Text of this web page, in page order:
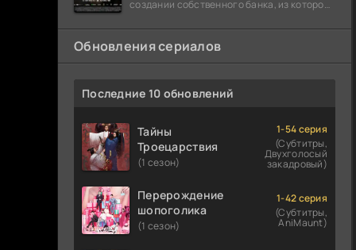
создании собственного банка, из которого
долларов. Однако,
Обновления сериалов
Последние 10 обновлений
Тайны
Троецарствия
(1 сезон)
1-54 серия
(Субтитры,
Двухголосый
закадровый)
Перерождение
шопоголика
(1 сезон)
1-42 серия
(Субтитры,
AniMaunt)